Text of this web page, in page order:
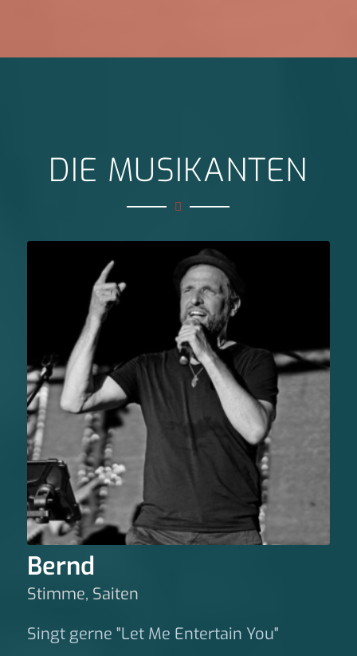
DIE MUSIKANTEN
Bernd
Stimme, Saiten
Singt gerne "Let Me Entertain You"